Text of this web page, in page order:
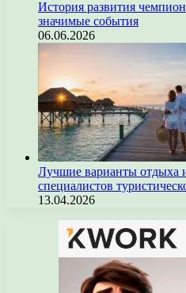
История развития
значимые события
06.06.2026
Лучшие варианты отдыха
специалистов
13.04.2026